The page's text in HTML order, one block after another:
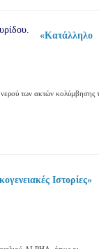
«Κατάλληλο
των ακτών κολύμβησης
Ιστορίες»